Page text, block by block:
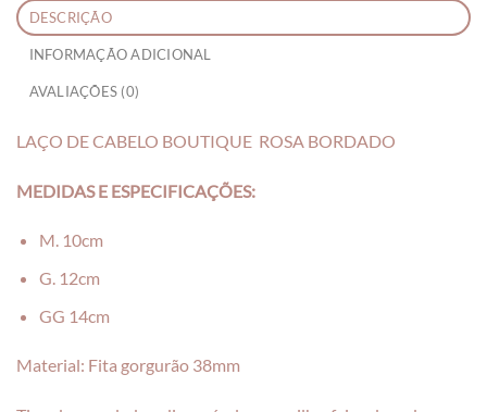
DESCRIÇÃO
INFORMAÇÃO ADICIONAL
AVALIAÇÕES (0)
LAÇO DE CABELO BOUTIQUE ROSA BORDADO
MEDIDAS E ESPECIFICAÇÕES:
M. 10cm
G. 12cm
GG 14cm
Material: Fita gorgurão 38mm